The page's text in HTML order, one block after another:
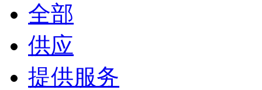
全部
供应
提供服务